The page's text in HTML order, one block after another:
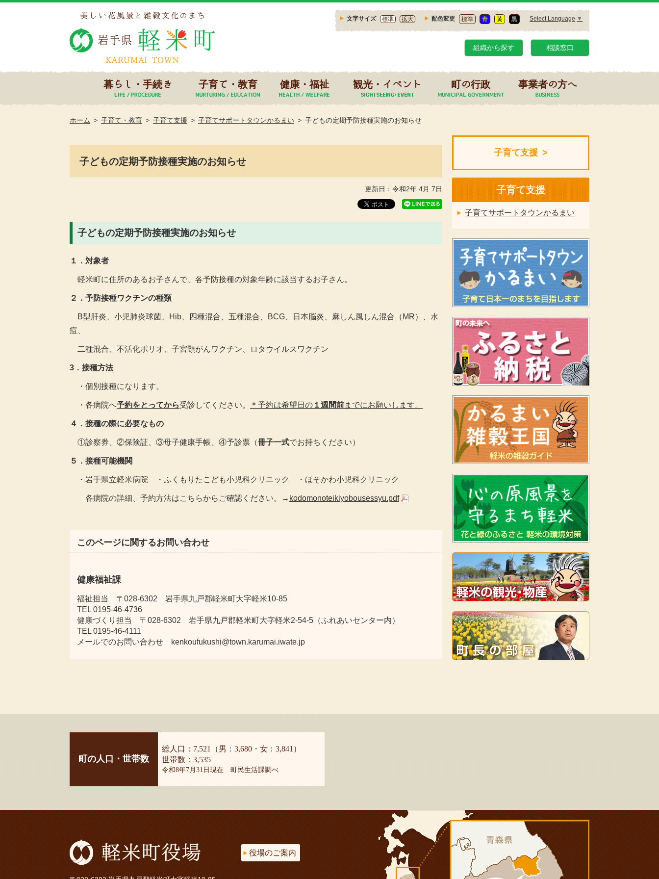
文字サイズ 標準 拡大 配色変更 標準 青 黄 黒 Select Language ▼
組織から探す 相談窓口
暮らし・手続き 子育て・教育 健康・福祉 観光・イベント 町の行政 事業者の方へ
ホーム 子育て・教育 子育て支援 子育てサポートタウンかるまい 子どもの定期予防接種実施のお知らせ
子どもの定期予防接種実施のお知らせ
更新日：令和2年 4月 7日
子どもの定期予防接種実施のお知らせ
１．対象者
軽米町に住所のあるお子さんで、各予防接種の対象年齢に該当するお子さん。
２．予防接種ワクチンの種類
B型肝炎、小児肺炎球菌、Hib、四種混合、五種混合、BCG、日本脳炎、麻しん風しん混合（MR）、水
痘、
二種混合、不活化ポリオ、子宮頸がんワクチン、ロタウイルスワクチン
3．接種方法
・個別接種になります。
・各病院へ予約をとってから受診してください。 ＊予約は希望日の １週間前までにお願いします。
４．接種の際に必要なもの
①診察券、②保険証、③母子健康手帳、④予診票（冊子一式でお持ちください）
５．接種可能機関
・岩手県立軽米病院 ・ふくもりたこども小児科クリニック ・ほそかわ小児科クリニック
各病院の詳細、予約方法はこちらからご確認ください。→ kodomonoteikiyobousessyu.pdf
このページに関するお問い合わせ
健康福祉課
福祉担当 〒028-6302 岩手県九戸郡軽米町大字軽米10-85
TEL 0195-46-4736
健康づくり担当 〒028-6302 岩手県九戸郡軽米町大字軽米2-54-5（ふれあいセンター内）
TEL 0195-46-4111
メールでのお問い合わせ kenkoufukushi@town.karumai.iwate.jp
子育て支援
子育て支援
子育てサポートタウンかるまい
町の人口・世帯数
総人口：7,521（男：3,680・女：3,841）
世帯数：3,535
令和8年7月31日現在 町民生活課調べ
役場のご案内